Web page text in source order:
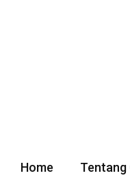
Home Tentang